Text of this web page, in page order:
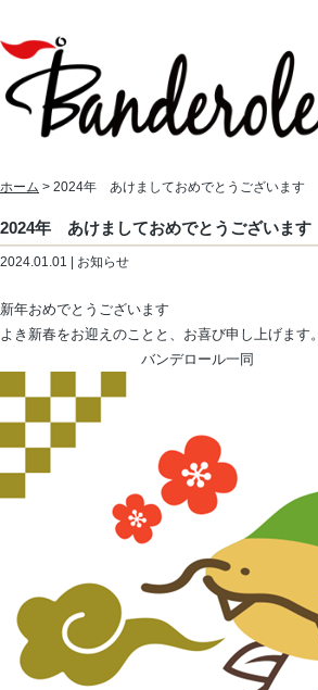
ホーム > 2024年 あけましておめでとうございます
2024年 あけましておめでとうございます
2024.01.01 | お知らせ
新年おめでとうございます
よき新春をお迎えのことと、お喜び申し上げます。
バンデロール一同